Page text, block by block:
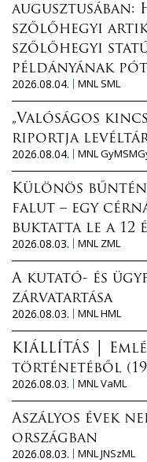
augusztusában:
szőlőhegyi
szőlőhegyi
példányának
2026.08.04.
MNL SML
„Valóságos
riportja
2026.08.04.
MNL
Különös
falut – egy
buktatta le a 12
2026.08.03.
MNL ZML
A kutató- és
zárvatartása
2026.08.03.
MNL HML
KIÁLLÍTÁS │
történetéből
2026.08.03.
MNL VaML
Aszályos évek
országban
2026.08.03.
MNL JNSzML